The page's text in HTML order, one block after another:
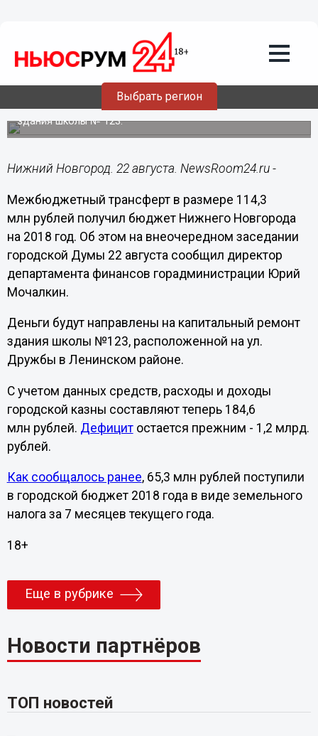
Выбрать регион
Межбюджетный трансферт в размере
114,3 млн рублей получил бюджет
Нижнего Новгорода
Деньги будут направлены на капитальный ремонт
здания школы № 123.
Нижний Новгород. 22 августа. NewsRoom24.ru -
Межбюджетный трансферт в размере 114,3
млн рублей получил бюджет Нижнего Новгорода
на 2018 год. Об этом на внеочередном заседании
городской Думы 22 августа сообщил директор
департамента финансов горадминистрации Юрий
Мочалкин.
Деньги будут направлены на капитальный ремонт
здания школы №123, расположенной на ул.
Дружбы в Ленинском районе.
С учетом данных средств, расходы и доходы
городской казны составляют теперь 184,6
млн рублей. Дефицитостается прежним - 1,2 млрд.
рублей.
Как сообщалось ранее, 65,3 млн рублей поступили
в городской бюджет 2018 года в виде земельного
налога за 7 месяцев текущего года.
18+
Еще в рубрике
Новости партнёров
ТОП новостей